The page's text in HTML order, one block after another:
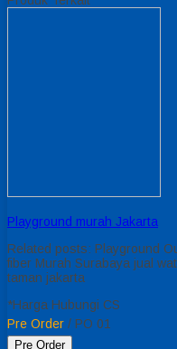
Playground murah Jakarta
Related posts: Playground
fiber Murah Surabaya jual
taman jakarta
*Harga Hubungi CS
Pre Order / PO 01
Pre Order